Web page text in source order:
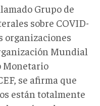
Grupo de
sobre COVID-
organizaciones
Mundial
Monetario
se afirma que
están totalmente